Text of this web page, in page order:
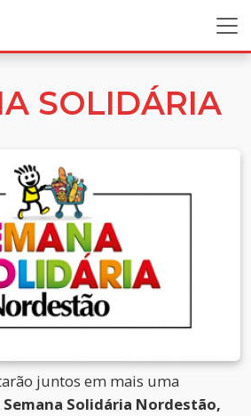
SOLIDÁRIA
juntos em mais uma
Semana Solidária Nordestão,